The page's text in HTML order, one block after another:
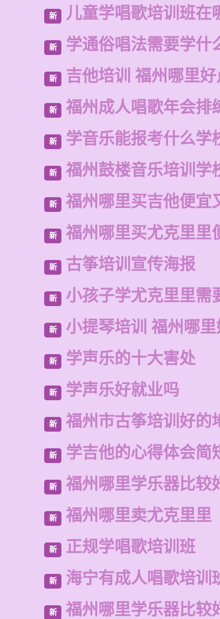
新 儿童学唱歌培训班在
新 学通俗唱法需要学什
新 吉他培训 福州哪里好
新 福州成人唱歌年会排
新 学音乐能报考什么学
新 福州鼓楼音乐培训学
新 福州哪里买吉他便宜
新 福州哪里买尤克里里
新 古筝培训宣传海报
新 小孩子学尤克里里需
新 小提琴培训 福州哪
新 学声乐的十大害处
新 学声乐好就业吗
新 福州市古筝培训好的
新 学吉他的心得体会简
新 福州哪里学乐器比较
新 福州哪里卖尤克里里
新 正规学唱歌培训班
新 海宁有成人唱歌培训
新 福州哪里学乐器比较